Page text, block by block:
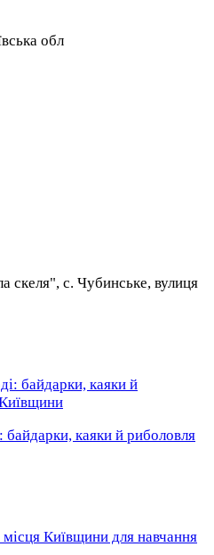
обл
скеля", с. Чубинське, вулиця
байдарки, каяки й риболовля